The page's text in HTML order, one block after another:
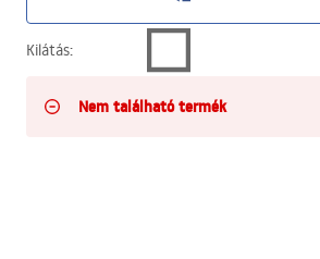
Kilátás:
Nem található termék